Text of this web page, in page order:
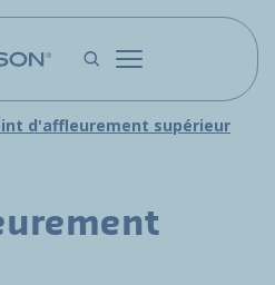
d'affleurement supérieur